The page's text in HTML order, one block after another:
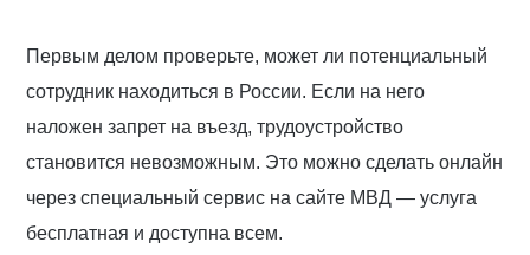
Первым делом проверьте, может ли потенциальный
сотрудник находиться в России. Если на него
наложен запрет на въезд, трудоустройство
становится невозможным. Это можно сделать онлайн
через специальный сервис на сайте МВД — услуга
бесплатная и доступна всем.